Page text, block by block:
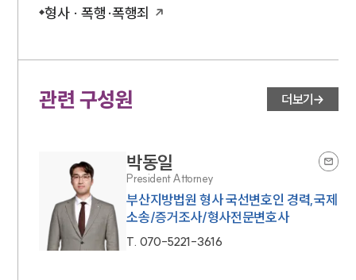
형사 · 폭행·폭행죄
관련 구성원 더보기
박동일
President Attorney
부산지방법원 형사 국선변호인 경력,국제
소송/증거조사/형사전문변호사
T. 070-5221-3616